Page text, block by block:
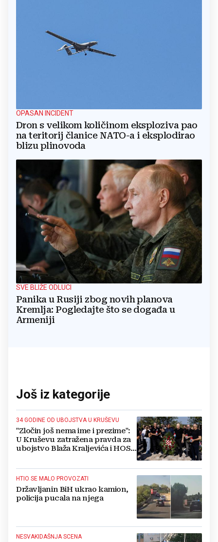
OPASAN INCIDENT
Dron s velikom količinom eksploziva pao
na teritorij članice NATO-a i eksplodirao
blizu plinovoda
SVE BLIŽE ODLUCI
Panika u Rusiji zbog novih planova
Kremlja: Pogledajte što se događa u
Armeniji
Još iz kategorije
34 GODINE OD UBOJSTVA U KRUŠEVU
"Zločin još nema ime i prezime":
U Kruševu zatražena pravda za
ubojstvo Blaža Kraljevića i HOS-
HTIO SE MALO PROVOZATI
Državljanin BiH ukrao kamion,
policija pucala na njega
NESVAKIDAŠNJA SCENA